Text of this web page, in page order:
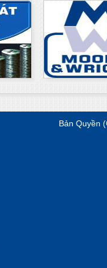
Bản Quyền